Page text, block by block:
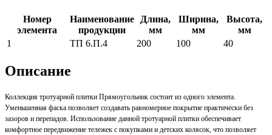
Номер
элемента
Наименование
продукции
Длина,
мм
Ширина,
мм
Высота,
мм
1
ТП 6.П.4 200 100 40
Описание
Коллекция тротуарной плитки Прямоугольник состоит из одного элемента.
Уменьшенная фаска позволяет создавать равномерное покрытие практически без
зазоров и перепадов. Использование данной тротуарной плитки обеспечивает
комфортное передвижение тележек с покупками и детских колясок, что позволяет